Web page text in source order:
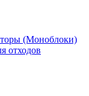
(Моноблоки)
отходов